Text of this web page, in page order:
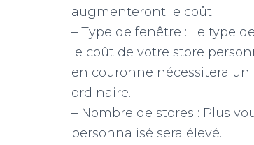
augmenteront le coût.
– Type de fenêtre : Le type
le coût de votre store
en couronne nécessitera
ordinaire.
– Nombre de stores : Plus
personnalisé sera élevé.